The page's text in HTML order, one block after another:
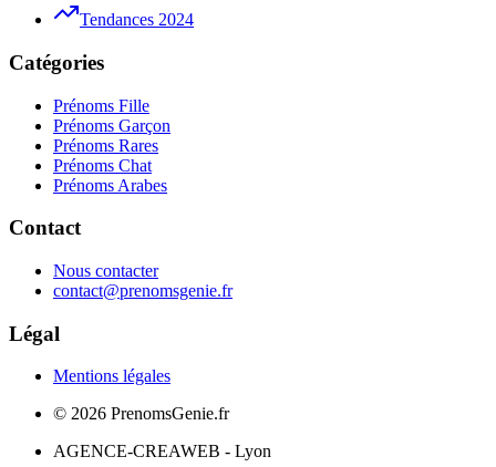
Tendances 2024
Catégories
Prénoms Fille
Prénoms Garçon
Prénoms Rares
Prénoms Chat
Prénoms Arabes
Contact
Nous contacter
contact@prenomsgenie.fr
Légal
Mentions légales
© 2026 PrenomsGenie.fr
AGENCE-CREAWEB - Lyon